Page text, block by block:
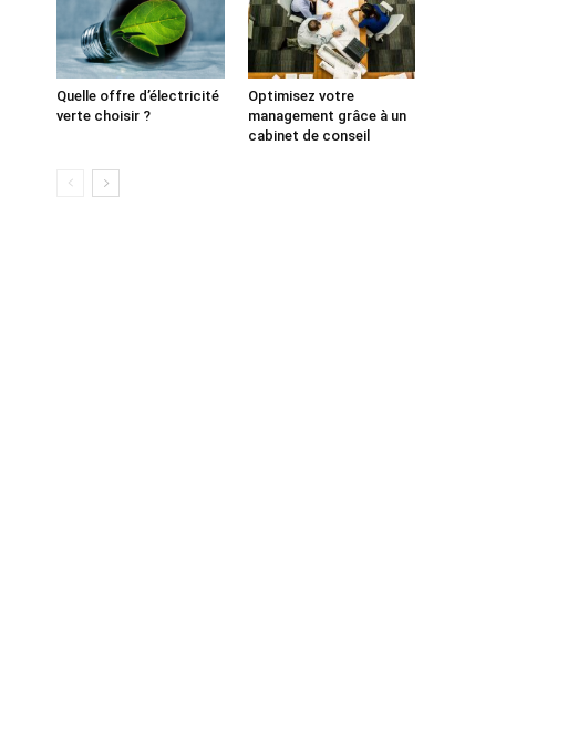
Quelle offre d’électricité
verte choisir ?
Optimisez votre
management grâce à un
cabinet de conseil